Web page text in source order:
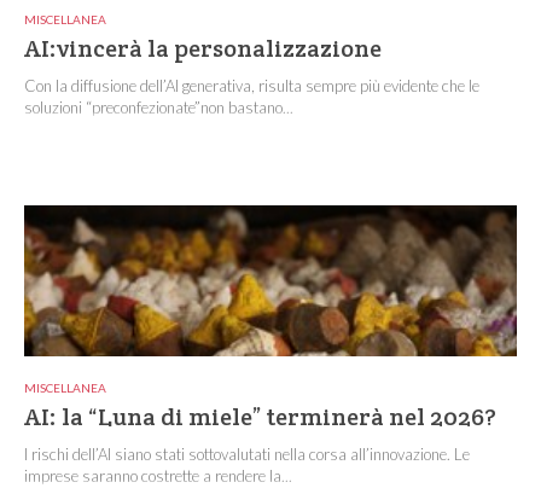
MISCELLANEA
AI:vincerà la personalizzazione
Con la diffusione dell’AI generativa, risulta sempre più evidente che le
soluzioni “preconfezionate”non bastano...
MISCELLANEA
AI: la “Luna di miele” terminerà nel 2026?
I rischi dell’AI siano stati sottovalutati nella corsa all’innovazione. Le
imprese saranno costrette a rendere la...